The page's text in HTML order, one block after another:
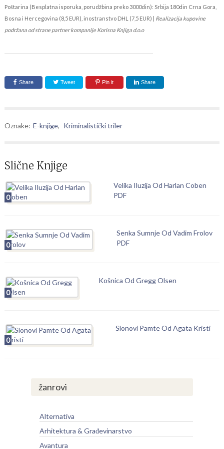
Poštarina (Besplatna isporuka, porudžbina preko 3000din): Srbija 180din Crna Gora,
Bosna i Hercegovina (8,5 EUR), inostranstvo DHL (7,5 EUR) | Realizacija kupovine
podržana od strane partner kompanije Korisna Knjiga d.o.o
Share Tweet Pin it Share
Oznake: E-knjige, Kriminalistički triler
Slične Knjige
0
Velika Iluzija Od Harlan Coben
PDF
0
Senka Sumnje Od Vadim Frolov
PDF
0
Košnica Od Gregg Olsen
0
Slonovi Pamte Od Agata Kristi
žanrovi
Alternativa
Arhitektura & Građevinarstvo
Avantura